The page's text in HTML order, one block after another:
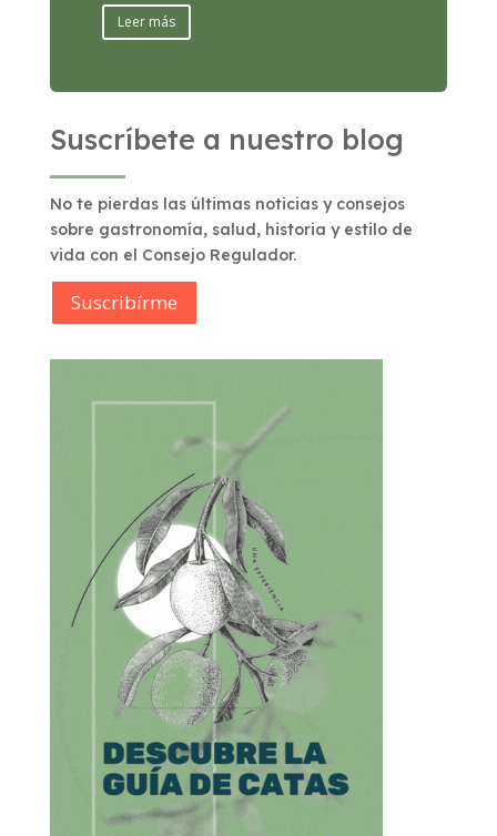
Leer más
Suscríbete a nuestro blog
No te pierdas las últimas noticias y consejos
sobre gastronomía, salud, historia y estilo de
vida con el Consejo Regulador.
Suscribírme